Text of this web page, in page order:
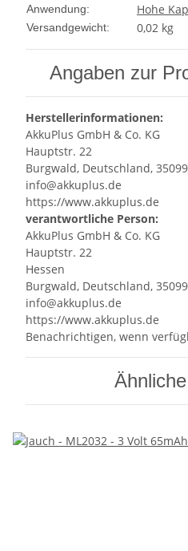
Anwendung: Hohe
Versandgewicht: 0,02 kg
Angaben zur
Herstellerinformationen:
AkkuPlus GmbH & Co. KG
Hauptstr. 22
Burgwald, Deutschland, 35099
info@akkuplus.de
https://www.akkuplus.de
verantwortliche Person:
AkkuPlus GmbH & Co. KG
Hauptstr. 22
Hessen
Burgwald, Deutschland, 35099
info@akkuplus.de
https://www.akkuplus.de
Benachrichtigen, wenn